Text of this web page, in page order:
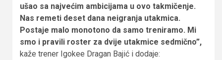
ušao sa najvećim ambicijama u ovo takmičenje.
Nas remeti deset dana neigranja utakmica.
Postaje malo monotono da samo treniramo. Mi
smo i pravili roster za dvije utakmice sedmično”,
kaže trener Igokee Dragan Bajić i dodaje: